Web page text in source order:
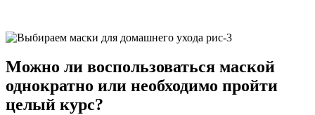
Можно ли воспользоваться маской
однократно или необходимо пройти
целый курс?